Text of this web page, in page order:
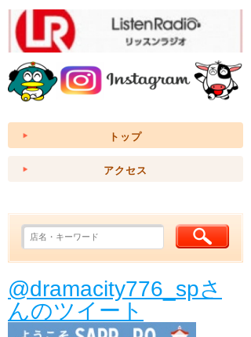
トップ
アクセス
@dramacity776_spさ
んのツイート